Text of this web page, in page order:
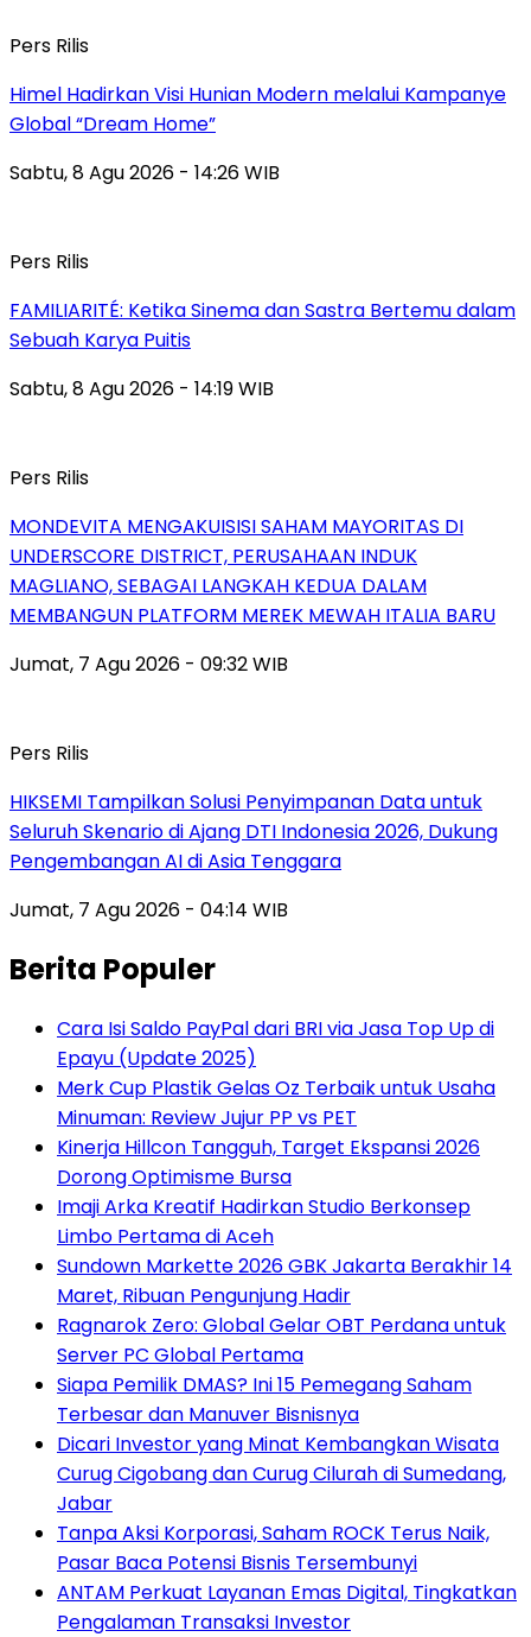
Pers Rilis
Himel Hadirkan Visi Hunian Modern melalui Kampanye
Global “Dream Home”
Sabtu, 8 Agu 2026 - 14:26 WIB
Pers Rilis
FAMILIARITÉ: Ketika Sinema dan Sastra Bertemu dalam
Sebuah Karya Puitis
Sabtu, 8 Agu 2026 - 14:19 WIB
Pers Rilis
MONDEVITA MENGAKUISISI SAHAM MAYORITAS DI
UNDERSCORE DISTRICT, PERUSAHAAN INDUK
MAGLIANO, SEBAGAI LANGKAH KEDUA DALAM
MEMBANGUN PLATFORM MEREK MEWAH ITALIA BARU
Jumat, 7 Agu 2026 - 09:32 WIB
Pers Rilis
HIKSEMI Tampilkan Solusi Penyimpanan Data untuk
Seluruh Skenario di Ajang DTI Indonesia 2026, Dukung
Pengembangan AI di Asia Tenggara
Jumat, 7 Agu 2026 - 04:14 WIB
Berita Populer
Cara Isi Saldo PayPal dari BRI via Jasa Top Up di
Epayu (Update 2025)
Merk Cup Plastik Gelas Oz Terbaik untuk Usaha
Minuman: Review Jujur PP vs PET
Kinerja Hillcon Tangguh, Target Ekspansi 2026
Dorong Optimisme Bursa
Imaji Arka Kreatif Hadirkan Studio Berkonsep
Limbo Pertama di Aceh
Sundown Markette 2026 GBK Jakarta Berakhir 14
Maret, Ribuan Pengunjung Hadir
Ragnarok Zero: Global Gelar OBT Perdana untuk
Server PC Global Pertama
Siapa Pemilik DMAS? Ini 15 Pemegang Saham
Terbesar dan Manuver Bisnisnya
Dicari Investor yang Minat Kembangkan Wisata
Curug Cigobang dan Curug Cilurah di Sumedang,
Jabar
Tanpa Aksi Korporasi, Saham ROCK Terus Naik,
Pasar Baca Potensi Bisnis Tersembunyi
ANTAM Perkuat Layanan Emas Digital, Tingkatkan
Pengalaman Transaksi Investor